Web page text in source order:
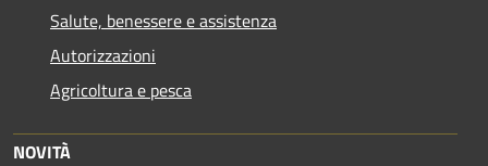
Salute, benessere e assistenza
Autorizzazioni
Agricoltura e pesca
NOVITÀ